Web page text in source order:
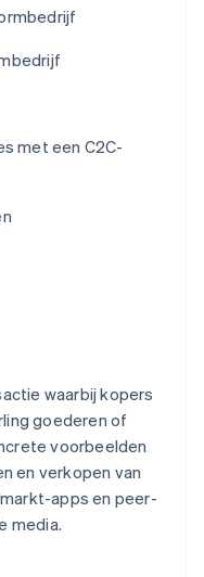
met een C2C-
waarbij kopers
goederen of
voorbeelden
en verkopen van
apps en peer-
media.